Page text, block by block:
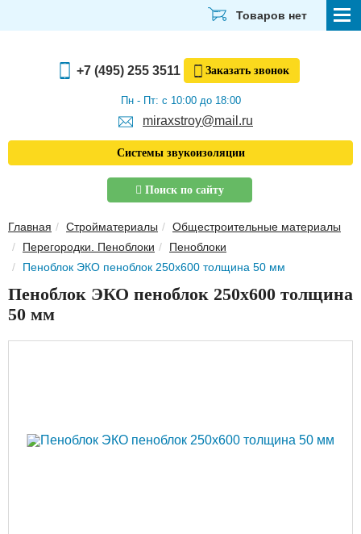
ОТДЕЛОЧНЫЕ МАТЕРИАЛЫ
ЭЛЕКТРИКА И ОСВЕЩЕНИЕ
ЗВУКОИЗОЛЯЦИЯ
ТЕПЛОИЗОЛЯЦИЯ
Скачать прайс-лист
Товаров нет
+7 (495) 255 3511 Заказать звонок
Пн - Пт: с 10:00 до 18:00
miraxstroy@mail.ru
Системы звукоизоляции
Поиск по сайту
Главная Стройматериалы
Общестроительные материалы
Перегородки. Пеноблоки
Пеноблоки
Пеноблок ЭКО пеноблок 250х600 толщина 50 мм
Пеноблок ЭКО пеноблок 250х600 толщина
50 мм